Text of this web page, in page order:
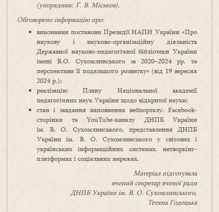
(упорядник: Г. В. Міськов).
Обговорено інформацію про:
виконання постанови Президії НАПН України «Про
наукову і науково-організаційну діяльність
Державної науково-педагогічної бібліотеки України
імені В.О. Сухомлинського за 2020–2024 рр. та
перспективи її подальшого розвитку» (від 19 вересня
2024 р.);
реалізацію Плану Національної академії
педагогічних наук України щодо відкритої науки;
стан і завдання наповнення вебпорталу, Facebook-
сторінки та YouTube-каналу ДНПБ України
ім. В. О. Сухомлинського, представлення ДНПБ
України ім. В. О. Сухомлинського у світових і
українських інформаційних системах, нетворкінг-
платформах і соціальних мережах.
Матеріал підготувала
вчений секретар вченої ради
ДНПБ України ім. В. О. Сухомлинського,
Тетяна Годецька